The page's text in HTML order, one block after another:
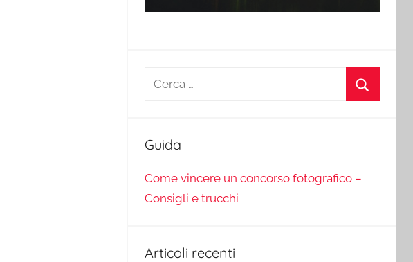
Ricerca
Guida
Come vincere un concorso fotografico –
Consigli e trucchi
Articoli recenti